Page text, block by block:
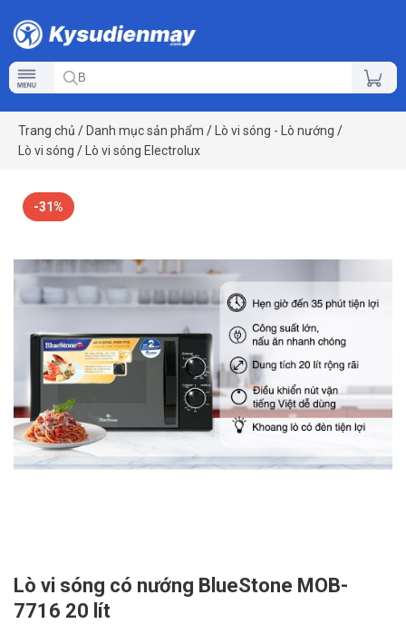
Trang chủ / Danh mục sản phẩm / Lò vi sóng - Lò nướng /
Lò vi sóng / Lò vi sóng Electrolux
-31%
Lò vi sóng có nướng BlueStone MOB-
7716 20 lít